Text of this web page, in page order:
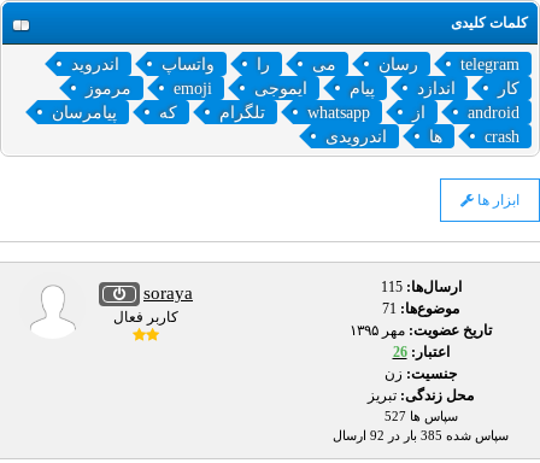
کلمات کلیدی
telegram رسان می را واتساپ
اندروید
کار
اندازد پیام ایموجی emoji
مرموز
android
از whatsapp تلگرام که
پیامرسان
crash
ها اندرویدی
ابزار ها
soraya
کاربر فعال
ارسال‌ها:115
موضوع‌ها:
تاریخ عضویت: مهر ۱۳۹۵
اعتبار:26
جنسیت: زن
محل زندگی: تبریز
سپاس ها 527
سپاس شده 385 بار در 92 ارسال